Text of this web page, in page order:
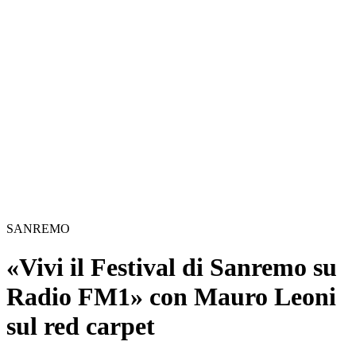
SANREMO
«Vivi il Festival di Sanremo su
Radio FM1» con Mauro Leoni
sul red carpet